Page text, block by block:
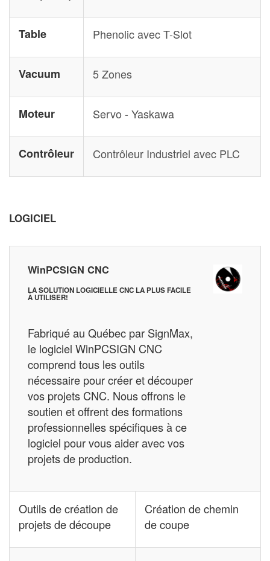
Table Phenolic avec T-Slot
Vacuum 5 Zones
Moteur Servo - Yaskawa
Contrôleur Contrôleur Industriel avec PLC
LOGICIEL
WinPCSIGN CNC
LA SOLUTION LOGICIELLE CNC LA PLUS FACILE
À UTILISER!
Fabriqué au Québec par SignMax,
le logiciel WinPCSIGN CNC
comprend tous les outils
nécessaire pour créer et découper
vos projets CNC. Nous offrons le
soutien et offrent des formations
professionnelles spécifiques à ce
logiciel pour vous aider avec vos
projets de production.
Outils de création de
projets de découpe
Création de chemin
de coupe